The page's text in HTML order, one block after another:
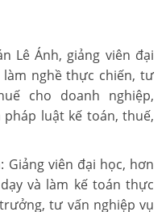
Lê Ánh, giảng viên đại
nghề thực chiến, tư
cho doanh nghiệp,
luật kế toán, thuế,
: Giảng viên đại học, hơn
và làm kế toán thực
tư vấn nghiệp vụ